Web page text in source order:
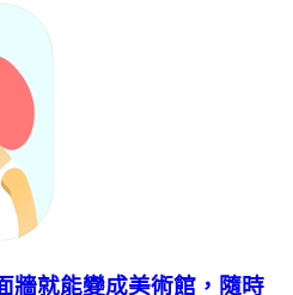
牆就能變成美術館，隨時